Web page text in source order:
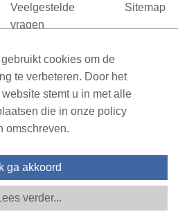
Veelgestelde
vragen
Sitemap
reserved v1.7.6 (NAD-WEB-2)
cookies om de
te verbeteren. Door het
stemt u in met alle
die in onze policy
omschreven.
Ik ga akkoord
verder...